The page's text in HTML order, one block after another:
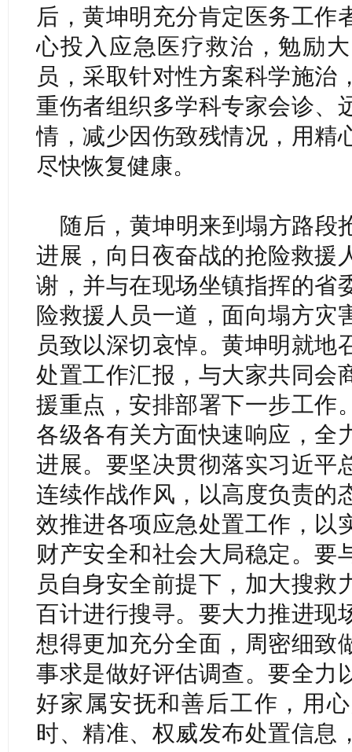
后，黄坤明充分肯定医务工作
心投入应急医疗救治，勉励
员，采取针对性方案科学施治
重伤者组织多学科专家会诊、
情，减少因伤致残情况，用精
尽快恢复健康。
随后，黄坤明来到塌方路段
进展，向日夜奋战的抢险救援
谢，并与在现场坐镇指挥的省
险救援人员一道，面向塌方灾
员致以深切哀悼。黄坤明就地
处置工作汇报，与大家共同会
援重点，安排部署下一步工作
各级各有关方面快速响应，全
进展。要坚决贯彻落实习近平
连续作战作风，以高度负责的
效推进各项应急处置工作，以
财产安全和社会大局稳定。要
员自身安全前提下，加大搜救
百计进行搜寻。要大力推进现
想得更加充分全面，周密细致
事求是做好评估调查。要全力
好家属安抚和善后工作，用
时、精准、权威发布处置信息